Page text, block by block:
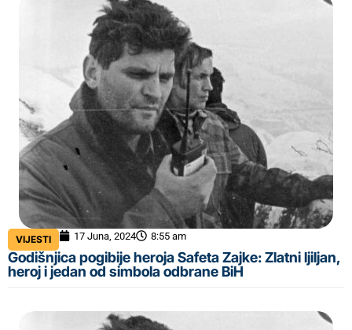
VIJESTI 17 Juna, 2024 8:55 am
Godišnjica pogibije heroja Safeta Zajke: Zlatni ljiljan,
heroj i jedan od simbola odbrane BiH